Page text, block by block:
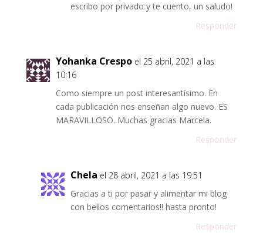
escribo por privado y te cuento, un saludo!
Responder
Yohanka Crespo el 25 abril, 2021 a las
10:16
Como siempre un post interesantísimo. En
cada publicación nos enseñan algo nuevo. ES
MARAVILLOSO. Muchas gracias Marcela.
Responder
Chela el 28 abril, 2021 a las 19:51
Gracias a ti por pasar y alimentar mi blog
con bellos comentarios!! hasta pronto!
Responder